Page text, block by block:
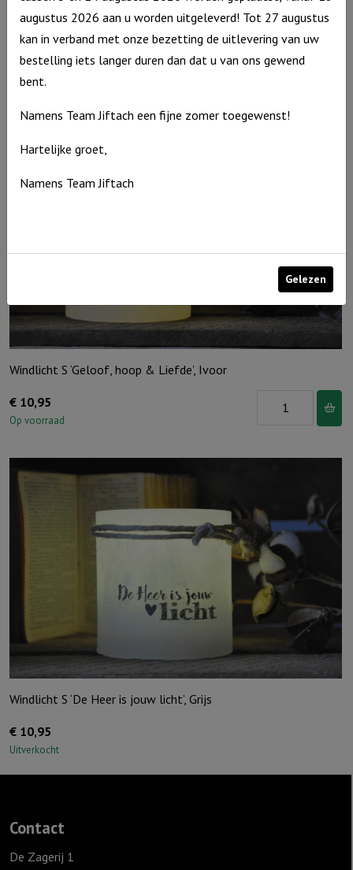
Windlicht M De Heere zegent je en Hij beschermt je……, Blauw
Uitverkocht
Windlicht S ‘Geloof, hoop & Liefde’, Ivoor
€ 10,95
Op voorraad
hoop
Liefde',
Ivoor
aantal
Windlicht S ‘De Heer is jouw licht’, Grijs
€ 10,95
Uitverkocht
Contact
De Zagerij 1
augustus 2026 aan u worden uitgeleverd! Tot 27 augustus
kan in verband met onze bezetting de uitlevering van uw
bestelling iets langer duren dan dat u van ons gewend
bent.
Namens Team Jiftach een fijne zomer toegewenst!
Hartelijke groet,
Namens Team Jiftach
Gelezen